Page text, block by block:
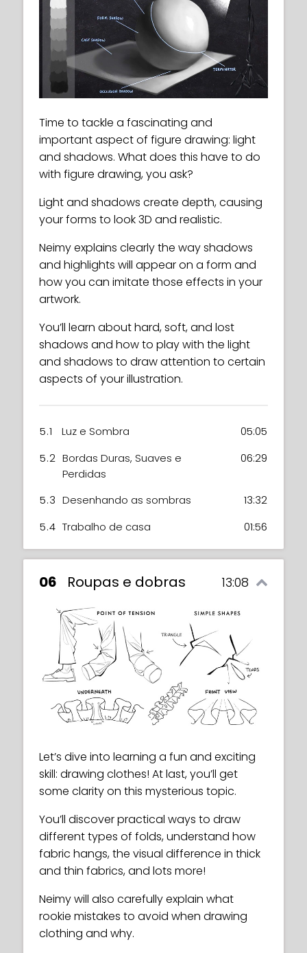
Time to tackle a fascinating and
important aspect of figure drawing: light
and shadows. What does this have to do
with figure drawing, you ask?
Light and shadows create depth, causing
your forms to look 3D and realistic.
Neimy explains clearly the way shadows
and highlights will appear on a form and
how you can imitate those effects in your
artwork.
You’ll learn about hard, soft, and lost
shadows and how to play with the light
and shadows to draw attention to certain
aspects of your illustration.
5.1 Luz e Sombra
05:05
5.2 Bordas Duras, Suaves e
Perdidas
06:29
5.3 Desenhando as sombras
13:32
5.4 Trabalho de casa 01:56
06 Roupas e dobras 13:08
Let’s dive into learning a fun and exciting
skill: drawing clothes! At last, you’ll get
some clarity on this mysterious topic.
You’ll discover practical ways to draw
different types of folds, understand how
fabric hangs, the visual difference in thick
and thin fabrics, and lots more!
Neimy will also carefully explain what
rookie mistakes to avoid when drawing
clothing and why.